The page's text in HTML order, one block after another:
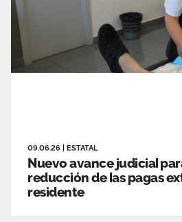
09.06.26 ESTATAL
Nuevo avance judicial
reducción de las pagas
residente